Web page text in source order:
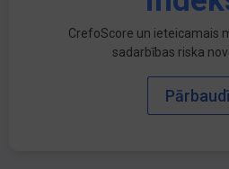
CrefoScore un ieteicamais
sadarbības riska